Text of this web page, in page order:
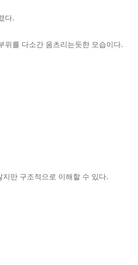
다.
위를 다소간 움츠리는듯한 모습이다.
만 구조적으로 이해할 수 있다.